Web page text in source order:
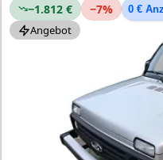
−1.812 € −7% 0 €
Angebot